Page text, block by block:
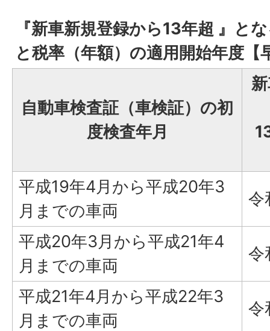
『新車新規登録から13年超 』と
と税率（年額）の適用開始年度【
自動車検査証（車検証）の初
度検査年月
平成19年4月から平成20年3
月までの車両
令
平成20年3月から平成21年4
月までの車両
令
平成21年4月から平成22年3
月までの車両
令